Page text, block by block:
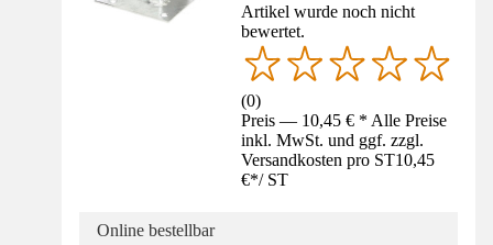
Artikel wurde noch nicht
bewertet.
(0)
Preis — 10,45 € * Alle Preise
inkl. MwSt. und ggf. zzgl.
Versandkosten pro ST10,45
€*/ ST
Online bestellbar